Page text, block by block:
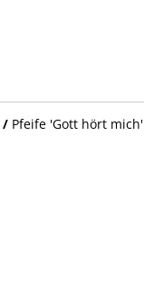
/ Pfeife 'Gott hört mich'